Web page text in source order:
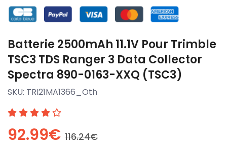
Batterie 2500mAh 11.1V Pour Trimble
TSC3 TDS Ranger 3 Data Collector
Spectra 890-0163-XXQ (TSC3)
SKU: TRI21MA1366_Oth
92.99€ 116.24€